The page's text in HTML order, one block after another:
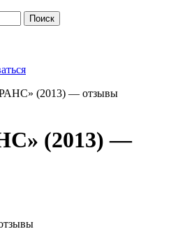
Поиск
(2013) — отзывы
(2013) —